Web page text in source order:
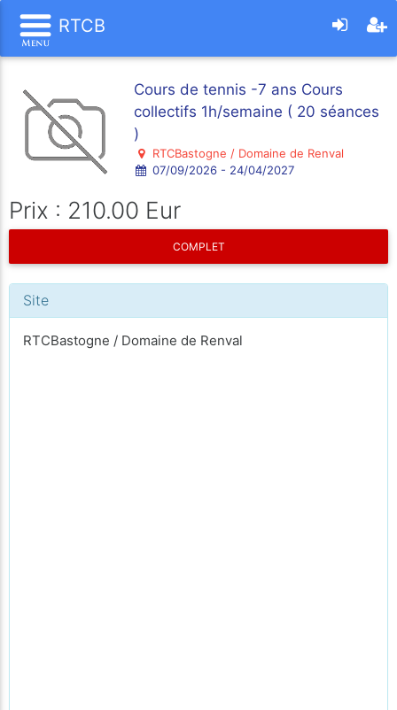
RTCB
Cours de tennis -7 ans Cours
collectifs 1h/semaine ( 20 séances
)
RTCBastogne / Domaine de Renval
07/09/2026 - 24/04/2027
Prix : 210.00 Eur
COMPLET
Site
RTCBastogne / Domaine de Renval